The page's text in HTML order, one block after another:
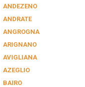
ANDEZENO
ANDRATE
ANGROGNA
ARIGNANO
AVIGLIANA
AZEGLIO
BAIRO